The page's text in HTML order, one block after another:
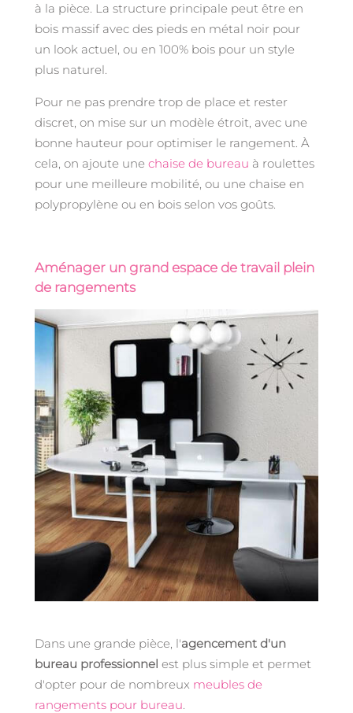
à la pièce. La structure principale peut être en
bois massif avec des pieds en métal noir pour
un look actuel, ou en 100% bois pour un style
plus naturel.
Pour ne pas prendre trop de place et rester
discret, on mise sur un modèle étroit, avec une
bonne hauteur pour optimiser le rangement. À
cela, on ajoute une chaise de bureau à roulettes
pour une meilleure mobilité, ou une chaise en
polypropylène ou en bois selon vos goûts.
Aménager un grand espace de travail plein
de rangements
Dans une grande pièce, l'agencement d'un
bureau professionnel est plus simple et permet
d'opter pour de nombreux meubles de
rangements pour bureau